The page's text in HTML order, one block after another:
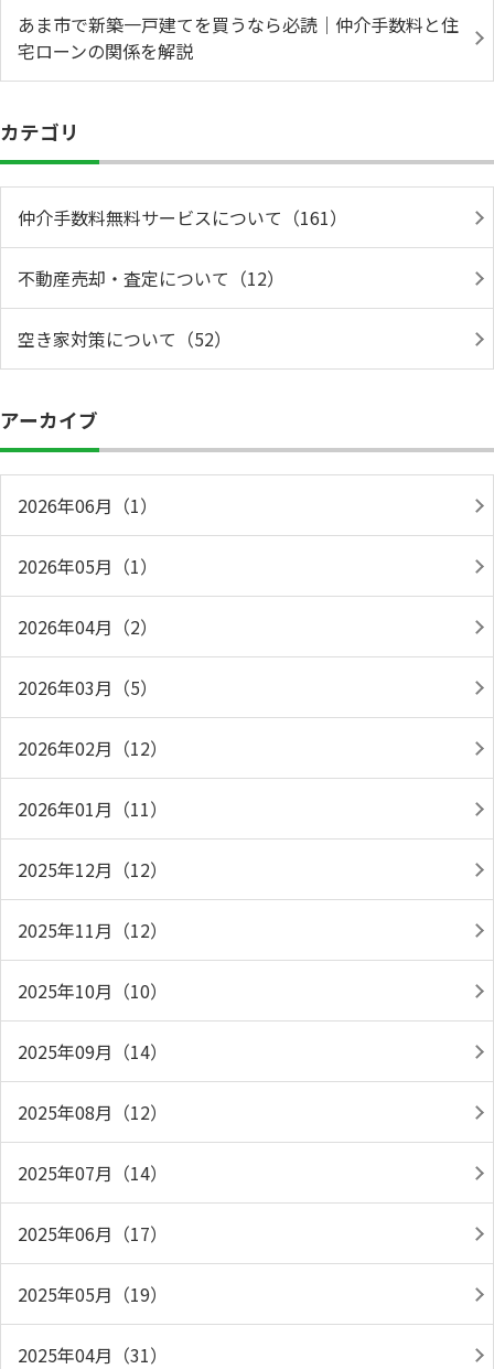
あま市で新築一戸建てを買うなら必読｜仲介手数料と住
宅ローンの関係を解説
カテゴリ
仲介手数料無料サービスについて（161）
不動産売却・査定について（12）
空き家対策について（52）
アーカイブ
2026年06月（1）
2026年05月（1）
2026年04月（2）
2026年03月（5）
2026年02月（12）
2026年01月（11）
2025年12月（12）
2025年11月（12）
2025年10月（10）
2025年09月（14）
2025年08月（12）
2025年07月（14）
2025年06月（17）
2025年05月（19）
2025年04月（31）